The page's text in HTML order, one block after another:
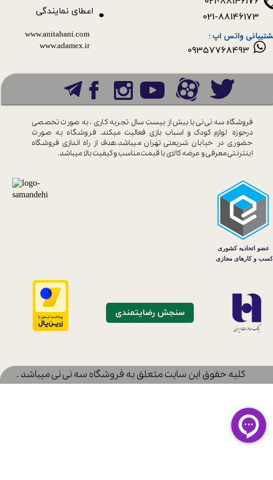
09357768493
اعطای نمایندگی
www.anitahani.com
www.ada​​​​​​​mex.ir
فروشگاه سه نی نی با بیش از بیست سال تجربه کاری ، به صورت تخصصی
درحوزه لوازم کودک و اسباب بازی فعالیت میکند. فروشگاه به صورت
حضوری در خیابان شریعتی تهران میباشد.هدف از راه اندازی فروشگاه
اینترنتی معرفی و عرضه کالای باقیمت مناسب و کیفیت بالا میباشد.
واتس اپ :
سنجش رضایتمندی
​کلیه حقوق این سایت متعلق به فروشگاه سه نی نی میباشد .